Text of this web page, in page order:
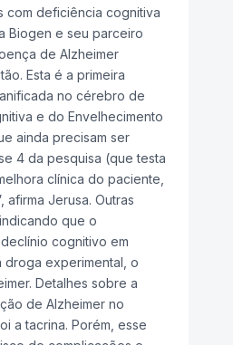
com deficiência cognitiva
Biogen e seu parceiro
de Alzheimer
Esta é a primeira
no cérebro de
e do Envelhecimento
ainda precisam ser
4 da pesquisa (que testa
clínica do paciente,
Jerusa. Outras
que o
cognitivo em
droga experimental, o
Detalhes sobre a
de Alzheimer no
a tacrina. Porém, esse